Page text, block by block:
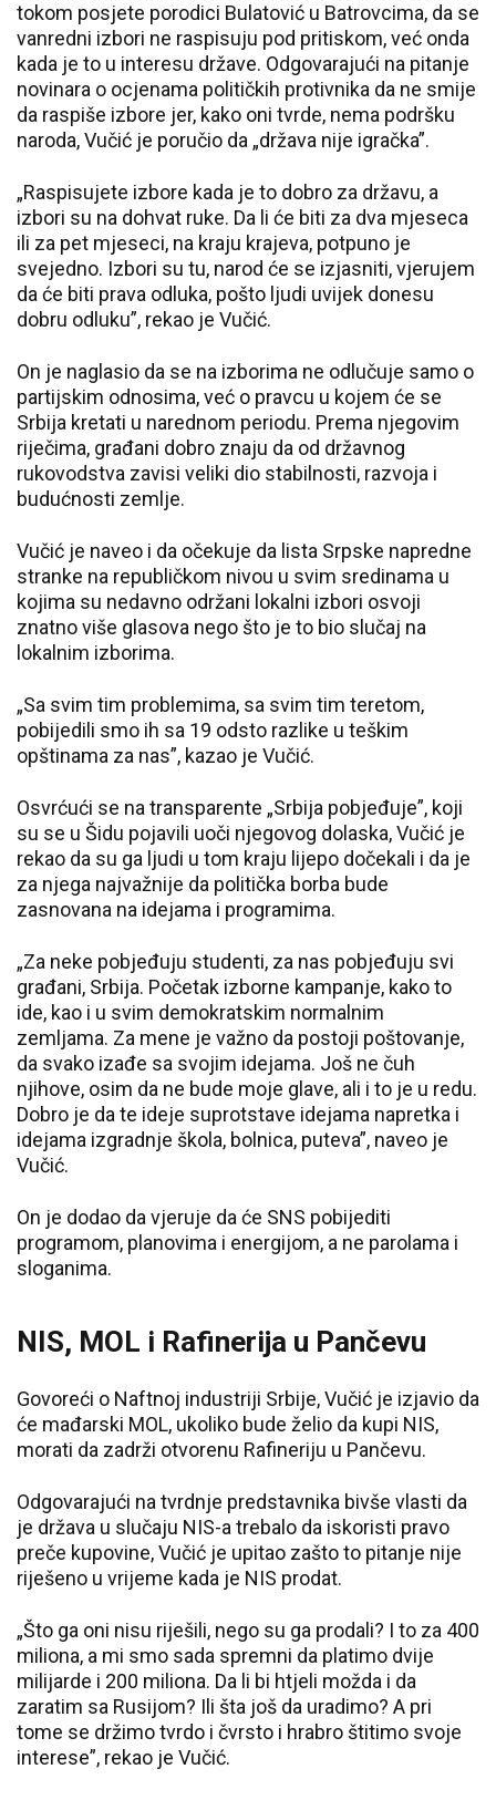
tokom posjete porodici Bulatović u Batrovcima, da se
vanredni izbori ne raspisuju pod pritiskom, već onda
kada je to u interesu države. Odgovarajući na pitanje
novinara o ocjenama političkih protivnika da ne smije
da raspiše izbore jer, kako oni tvrde, nema podršku
naroda, Vučić je poručio da „država nije igračka”.
„Raspisujete izbore kada je to dobro za državu, a
izbori su na dohvat ruke. Da li će biti za dva mjeseca
ili za pet mjeseci, na kraju krajeva, potpuno je
svejedno. Izbori su tu, narod će se izjasniti, vjerujem
da će biti prava odluka, pošto ljudi uvijek donesu
dobru odluku”, rekao je Vučić.
On je naglasio da se na izborima ne odlučuje samo o
partijskim odnosima, već o pravcu u kojem će se
Srbija kretati u narednom periodu. Prema njegovim
riječima, građani dobro znaju da od državnog
rukovodstva zavisi veliki dio stabilnosti, razvoja i
budućnosti zemlje.
Vučić je naveo i da očekuje da lista Srpske napredne
stranke na republičkom nivou u svim sredinama u
kojima su nedavno održani lokalni izbori osvoji
znatno više glasova nego što je to bio slučaj na
lokalnim izborima.
„Sa svim tim problemima, sa svim tim teretom,
pobijedili smo ih sa 19 odsto razlike u teškim
opštinama za nas”, kazao je Vučić.
Osvrćući se na transparente „Srbija pobjeđuje”, koji
su se u Šidu pojavili uoči njegovog dolaska, Vučić je
rekao da su ga ljudi u tom kraju lijepo dočekali i da je
za njega najvažnije da politička borba bude
zasnovana na idejama i programima.
„Za neke pobjeđuju studenti, za nas pobjeđuju svi
građani, Srbija. Početak izborne kampanje, kako to
ide, kao i u svim demokratskim normalnim
zemljama. Za mene je važno da postoji poštovanje,
da svako izađe sa svojim idejama. Još ne čuh
njihove, osim da ne bude moje glave, ali i to je u redu.
Dobro je da te ideje suprotstave idejama napretka i
idejama izgradnje škola, bolnica, puteva”, naveo je
Vučić.
On je dodao da vjeruje da će SNS pobijediti
programom, planovima i energijom, a ne parolama i
sloganima.
NIS, MOL i Rafinerija u Pančevu
Govoreći o Naftnoj industriji Srbije, Vučić je izjavio da
će mađarski MOL, ukoliko bude želio da kupi NIS,
morati da zadrži otvorenu Rafineriju u Pančevu.
Odgovarajući na tvrdnje predstavnika bivše vlasti da
je država u slučaju NIS-a trebalo da iskoristi pravo
preče kupovine, Vučić je upitao zašto to pitanje nije
riješeno u vrijeme kada je NIS prodat.
„Što ga oni nisu riješili, nego su ga prodali? I to za 400
miliona, a mi smo sada spremni da platimo dvije
milijarde i 200 miliona. Da li bi htjeli možda i da
zaratim sa Rusijom? Ili šta još da uradimo? A pri
tome se držimo tvrdo i čvrsto i hrabro štitimo svoje
interese”, rekao je Vučić.